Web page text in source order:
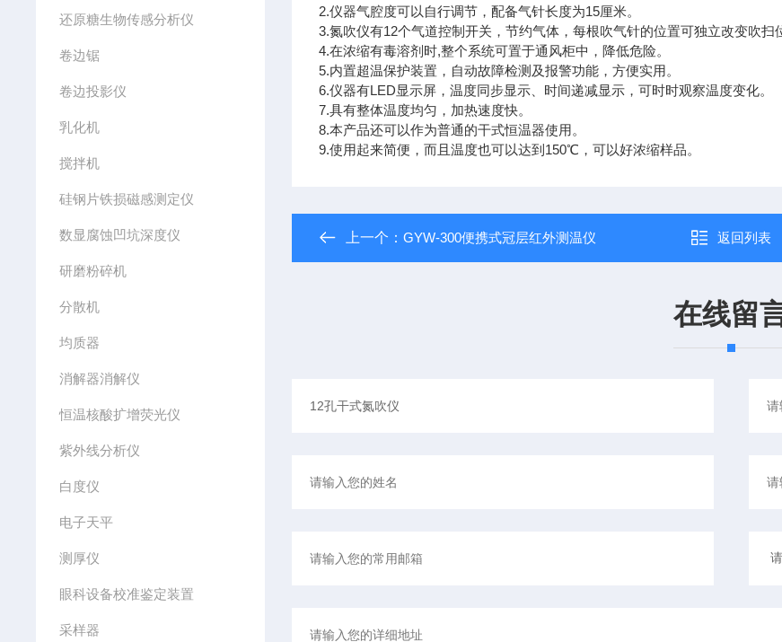
还原糖生物传感分析仪
卷边锯
卷边投影仪
乳化机
搅拌机
硅钢片铁损磁感测定仪
数显腐蚀凹坑深度仪
研磨粉碎机
分散机
均质器
消解器消解仪
恒温核酸扩增荧光仪
紫外线分析仪
白度仪
电子天平
测厚仪
眼科设备校准鉴定装置
采样器
2.仪器气腔度可以自行调节，配备气针长度为15厘米。
3.氮吹仪有12个气道控制开关，节约气体，每根吹气针的位置可独立改变吹
4.在浓缩有毒溶剂时,整个系统可置于通风柜中，降低危险。
5.内置超温保护装置，自动故障检测及报警功能，方便实用。
6.仪器有LED显示屏，温度同步显示、时间递减显示，可时时观察温度变化。
7.具有整体温度均匀，加热速度快。
8.本产品还可以作为普通的干式恒温器使用。
9.使用起来简便，而且温度也可以达到150℃，可以好浓缩样品。
上一个：GYW-300便携式冠层红外测温仪 返回列表
在线留